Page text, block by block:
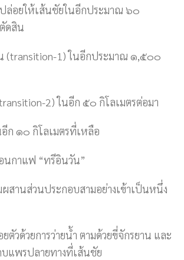
ล่อยให้เส้นชัยในอีกประมาณ ๖๐
ดสิน
(transition-1) ในอีกประมาณ ๑,๕๐๐
2) ในอีก ๕๐ กิโลเมตรต่อมา
ก ๑๐ กิโลเมตรที่เหลือ
นกาแฟ “ทรีอินวัน”
สานส่วนประกอบสามอย่างเข้าเป็นหนึ่ง
ตัวด้วยการว่ายน้ำ ตามด้วยขี่จักรยาน และ
บแพรปลายทางที่เส้นชัย